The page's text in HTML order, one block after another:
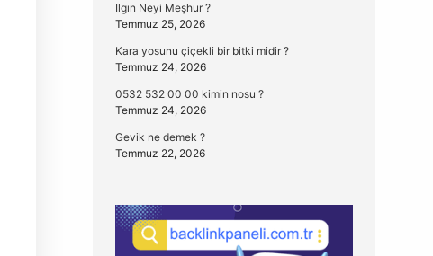
Ilgın Neyi Meşhur ?
Temmuz 25, 2026
Kara yosunu çiçekli bir bitki midir ?
Temmuz 24, 2026
0532 532 00 00 kimin nosu ?
Temmuz 24, 2026
Gevik ne demek ?
Temmuz 22, 2026